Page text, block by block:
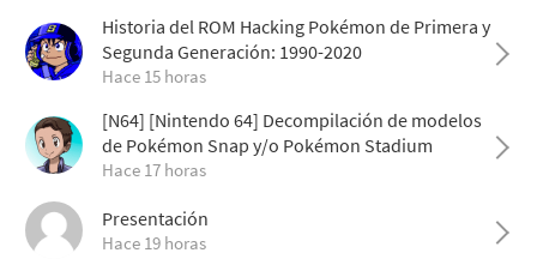
Historia del ROM Hacking Pokémon de Primera y
Segunda Generación: 1990-2020
Hace 15 horas
[N64] [Nintendo 64] Decompilación de modelos
de Pokémon Snap y/o Pokémon Stadium
Hace 17 horas
Presentación
Hace 19 horas